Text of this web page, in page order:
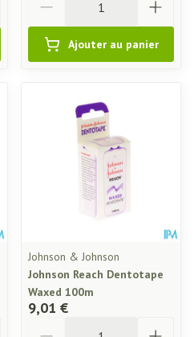
Ajouter au panier
Johnson & Johnson
Johnson Reach Dentotape
Waxed 100m
9,01 €